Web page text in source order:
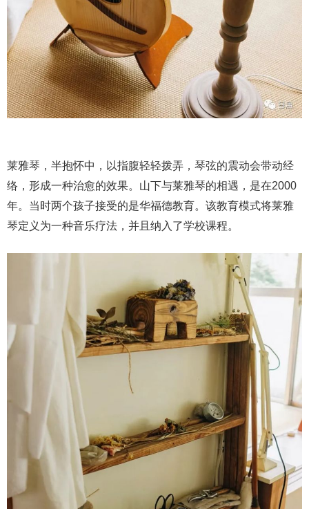
莱雅琴，半抱怀中，以指腹轻轻拨弄，琴弦的震动会带动经
络，形成一种治愈的效果。山下与莱雅琴的相遇，是在2000
年。当时两个孩子接受的是华福德教育。该教育模式将莱雅
琴定义为一种音乐疗法，并且纳入了学校课程。